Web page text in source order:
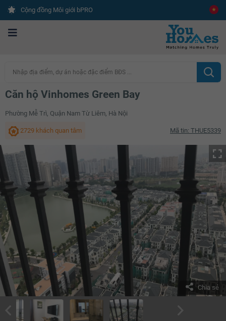
Cộng đồng Môi giới bPRO
Nhập địa điểm, dự án hoặc đặc điểm BĐS ...
Căn hộ Vinhomes Green Bay
Phường Mễ Trì, Quận Nam Từ Liêm, Hà Nội
2729 khách quan tâm Mã tin: THUE5339
Chia sẻ